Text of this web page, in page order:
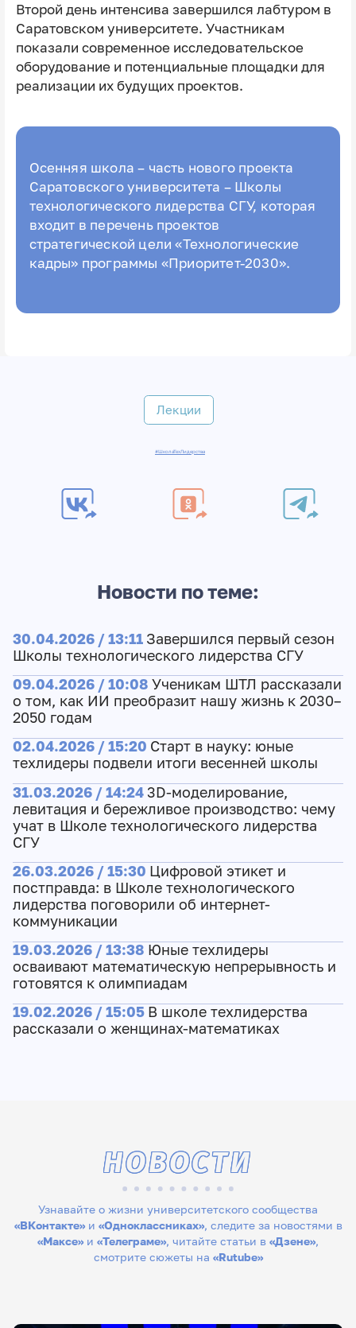
Второй день интенсива завершился лабтуром в
Саратовском университете. Участникам
показали современное исследовательское
оборудование и потенциальные площадки для
реализации их будущих проектов.
Осенняя школа – часть нового проекта
Саратовского университета – Школы
технологического лидерства СГУ, которая
входит в перечень проектов
стратегической цели «Технологические
кадры» программы «Приоритет-2030».
Лекции
#ШколаТехЛидерства
Новости по теме:
30.04.2026 / 13:11 Завершился первый сезон
Школы технологического лидерства СГУ
09.04.2026 / 10:08 Ученикам ШТЛ рассказали
о том, как ИИ преобразит нашу жизнь к 2030–
2050 годам
02.04.2026 / 15:20 Старт в науку: юные
техлидеры подвели итоги весенней школы
31.03.2026 / 14:24 3D‑моделирование,
левитация и бережливое производство: чему
учат в Школе технологического лидерства
СГУ
26.03.2026 / 15:30 Цифровой этикет и
постправда: в Школе технологического
лидерства поговорили об интернет-
коммуникации
19.03.2026 / 13:38 Юные техлидеры
осваивают математическую непрерывность и
готовятся к олимпиадам
19.02.2026 / 15:05 В школе техлидерства
рассказали о женщинах-математиках
Узнавайте о жизни университетского сообщества
«ВКонтакте»и «Одноклассниках», следите за новостями в
«Максе» и «Телеграме», читайте статьи в «Дзене»,
смотрите сюжеты на «Rutube»
НОВОСТИ